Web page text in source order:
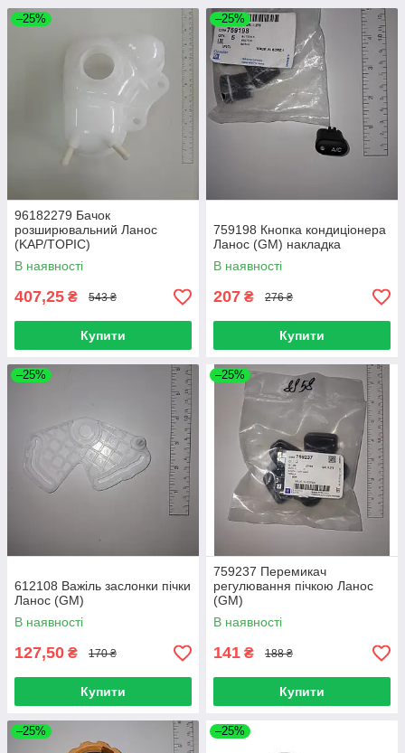
–25%
96182279 Бачок
розширювальний Ланос
(KAP/TOPIC)
В наявності
407,25 ₴ 543 ₴
Купити
–25%
759198 Кнопка кондиціонера
Ланос (GM) накладка
В наявності
207 ₴ 276 ₴
Купити
–25%
612108 Важіль заслонки пічки
Ланос (GM)
В наявності
127,50 ₴ 170 ₴
Купити
–25%
759237 Перемикач
регулювання пічкою Ланос
(GM)
В наявності
141 ₴ 188 ₴
Купити
–25% –25%